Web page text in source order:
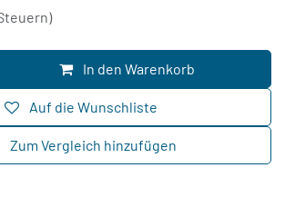
In den Warenkorb
Zum Vergleich hinzufügen
Auf die Wunschliste